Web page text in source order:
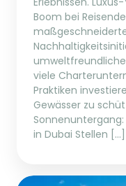
Boom bei
viele
Praktiken
Gewässer zu
in Dubai Stellen […]